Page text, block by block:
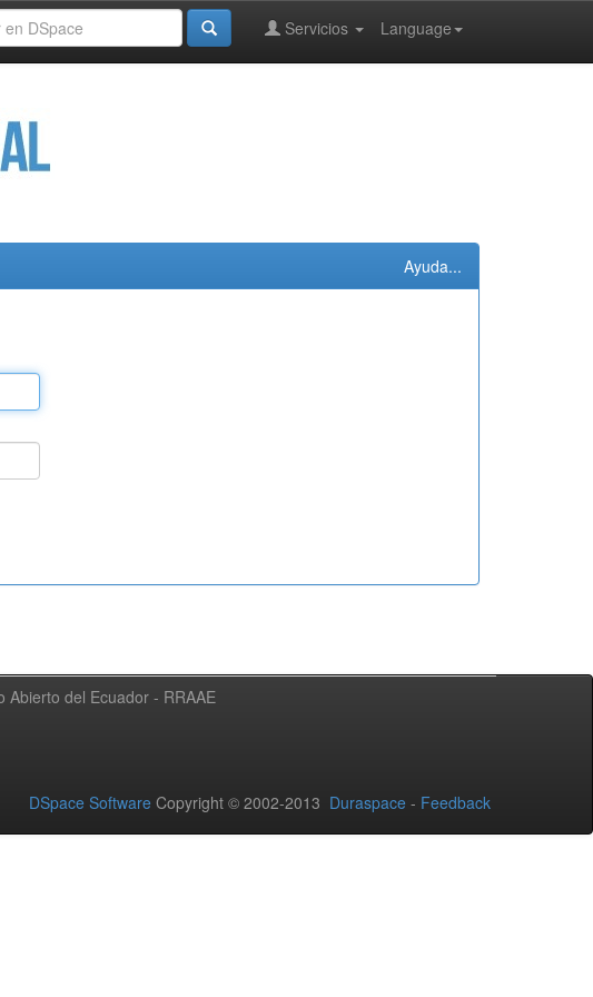
Language
Servicios
Ayuda...
Abierto del Ecuador - RRAAE
DSpace Software Copyright © 2002-2013 Duraspace - Feedback